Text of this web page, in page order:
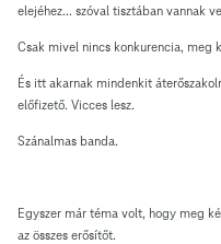
elejéhez... szóval tisztában vannak
Csak mivel nincs konkurencia, meg
És itt akarnak mindenkit
előfizető. Vicces lesz.
Szánalmas banda.
Egyszer már téma volt, hogy meg
az összes erősítőt.